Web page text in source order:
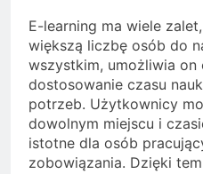
E-learning ma wiele
większą liczbę osób do
wszystkim, umożliwia on
dostosowanie czasu
potrzeb. Użytkownicy
dowolnym miejscu i
istotne dla osób
zobowiązania. Dzięki